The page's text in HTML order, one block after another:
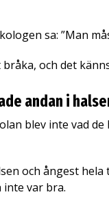
sa: ”Man
bråka, och det
andan i
blev inte vad
och ångest
var bra.